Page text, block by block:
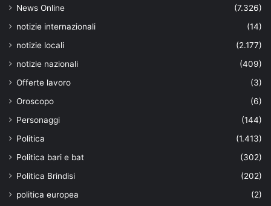
News Online
(7.326)
notizie internazionali
(14)
notizie locali
(2.177)
notizie nazionali
(409)
Offerte lavoro
(3)
Oroscopo
(6)
Personaggi
(144)
Politica
(1.413)
Politica bari e bat
(302)
Politica Brindisi
(202)
politica europea
(2)